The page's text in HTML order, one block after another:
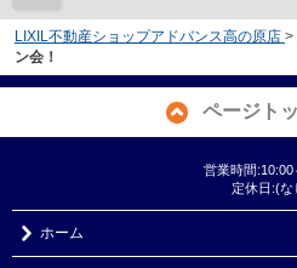
LIXIL不動産ショップアドバンス高の原店 >
ン会！
ページト
営業時間:10:00
定休日:(な
ホーム